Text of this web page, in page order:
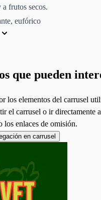
frutos secos.
eufórico
que pueden
los elementos del carrusel
el carrusel o ir directamente
los enlaces de omisión.
en carrusel